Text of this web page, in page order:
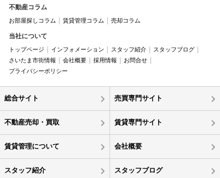
不動産コラム
お部屋探しコラム 賃貸管理コラム 売却コラム
当社について
トップページ インフォメーション スタッフ紹介
スタッフブログ
さいたま市街情報
会社概要 採用情報
お問合せ
プライバシーポリシー
総合サイト 売買専門サイト
不動産売却・買取 賃貸専門サイト
賃貸管理について 会社概要
スタッフ紹介 スタッフブログ